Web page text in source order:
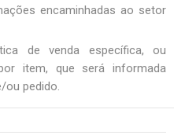
encaminhadas ao setor
de venda específica, ou
item, que será informada
ou pedido.